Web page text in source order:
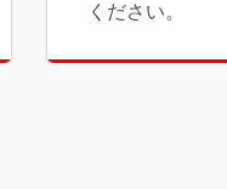
ください。